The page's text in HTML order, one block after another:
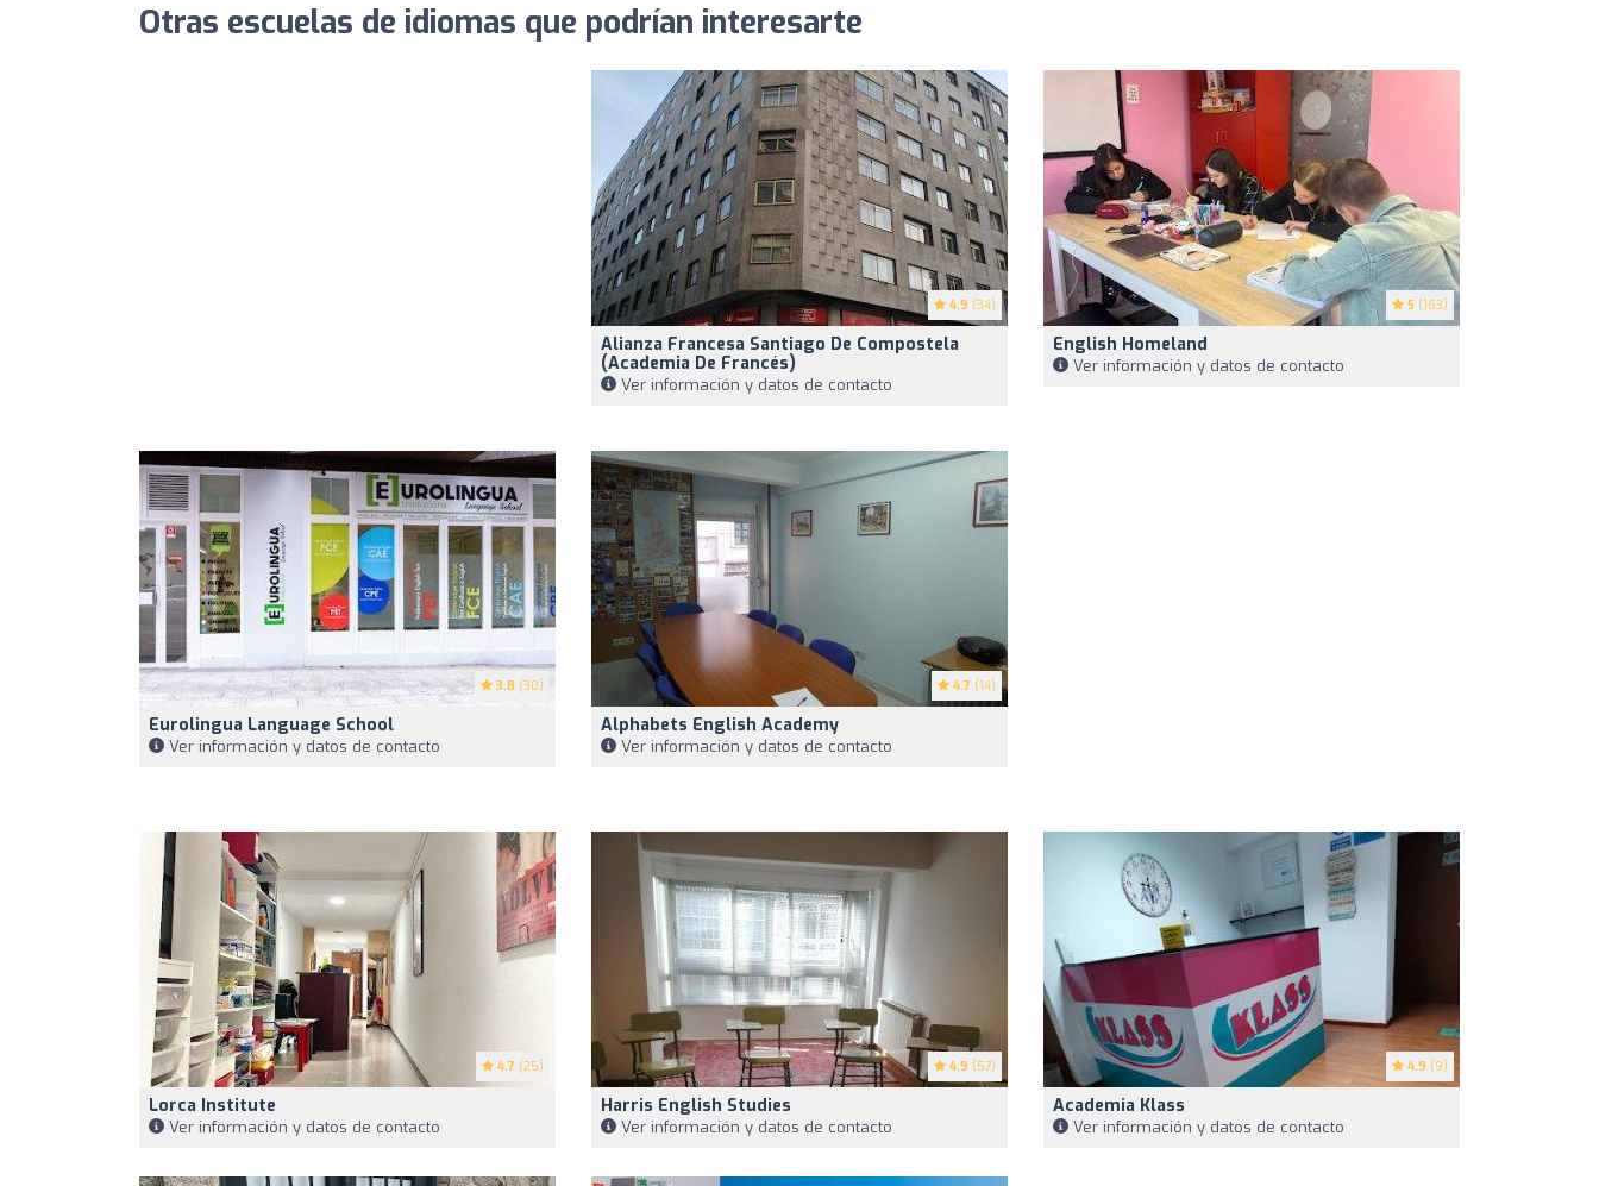
Otras escuelas de idiomas que podrían interesarte
4.9 (34)
Alianza Francesa Santiago De Compostela
(Academia De Francés)
Ver información y datos de contacto
5 (163)
English Homeland
Ver información y datos de contacto
3.8 (30)
Eurolingua Language School
Ver información y datos de contacto
4.7 (14)
Alphabets English Academy
Ver información y datos de contacto
4.7 (25)
Lorca Institute
Ver información y datos de contacto
4.9 (57)
Harris English Studies
Ver información y datos de contacto
4.9 (9)
Academia Klass
Ver información y datos de contacto